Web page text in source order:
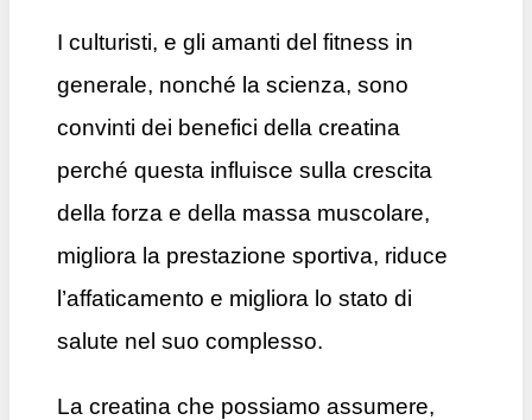
I culturisti, e gli amanti del fitness in
generale, nonché la scienza, sono
convinti dei benefici della creatina
perché questa influisce sulla crescita
della forza e della massa muscolare,
migliora la prestazione sportiva, riduce
l’affaticamento e migliora lo stato di
salute nel suo complesso.
La creatina che possiamo assumere,